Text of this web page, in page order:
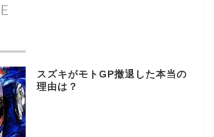
スズキがモトGP撤退した本当の
理由は？